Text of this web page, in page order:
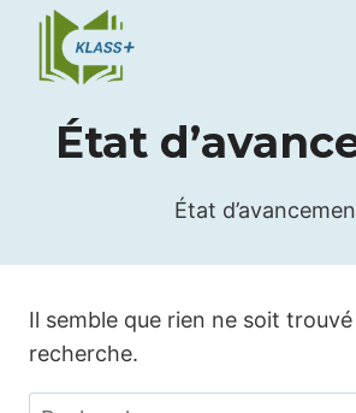
contenu
État
État
Il semble que rien ne soit
recherche.
Rechercher :